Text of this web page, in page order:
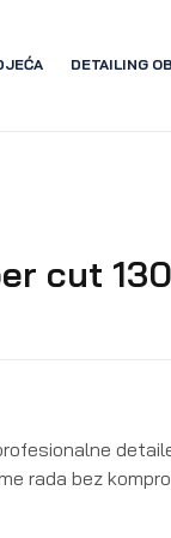
DETAILING
cut
rada bez